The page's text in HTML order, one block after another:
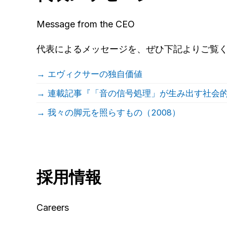
Message from the CEO
代表によるメッセージを、ぜひ下記よりご覧く
エヴィクサーの独自価値
連載記事『「音の信号処理」が生み出す社会的
我々の脚元を照らすもの（2008）
採用情報
Careers